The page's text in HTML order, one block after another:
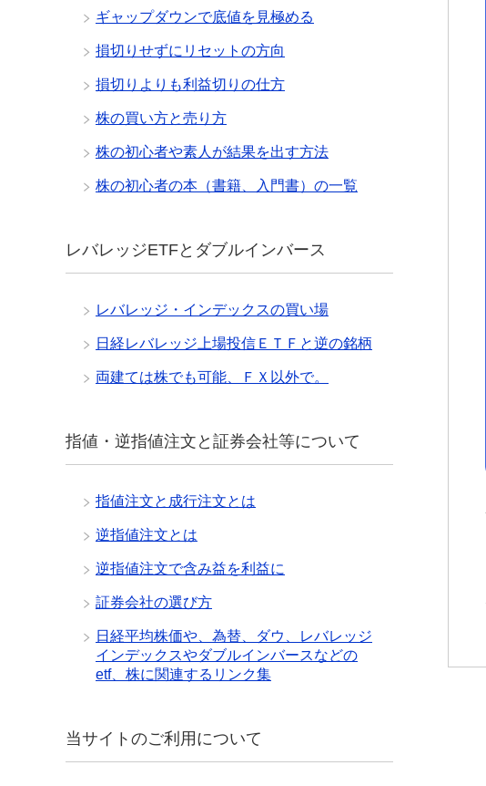
ギャップダウンで底値を見極める
損切りせずにリセットの方向
損切りよりも利益切りの仕方
株の買い方と売り方
株の初心者や素人が結果を出す方法
株の初心者の本（書籍、入門書）の一覧
レバレッジETFとダブルインバース
レバレッジ・インデックスの買い場
日経レバレッジ上場投信ＥＴＦと逆の銘柄
両建ては株でも可能、ＦＸ以外で。
指値・逆指値注文と証券会社等について
指値注文と成行注文とは
逆指値注文とは
逆指値注文で含み益を利益に
証券会社の選び方
日経平均株価や、為替、ダウ、レバレッジ
インデックスやダブルインバースなどの
etf、株に関連するリンク集
当サイトのご利用について